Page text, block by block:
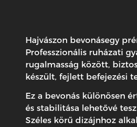
Hajvászon bevonásegy
Professzionális ruházati
rugalmasság között,
készült, fejlett befejezési
Ez a bevonás különösen
és stabilitása lehetővé
Széles körű dizájnhoz